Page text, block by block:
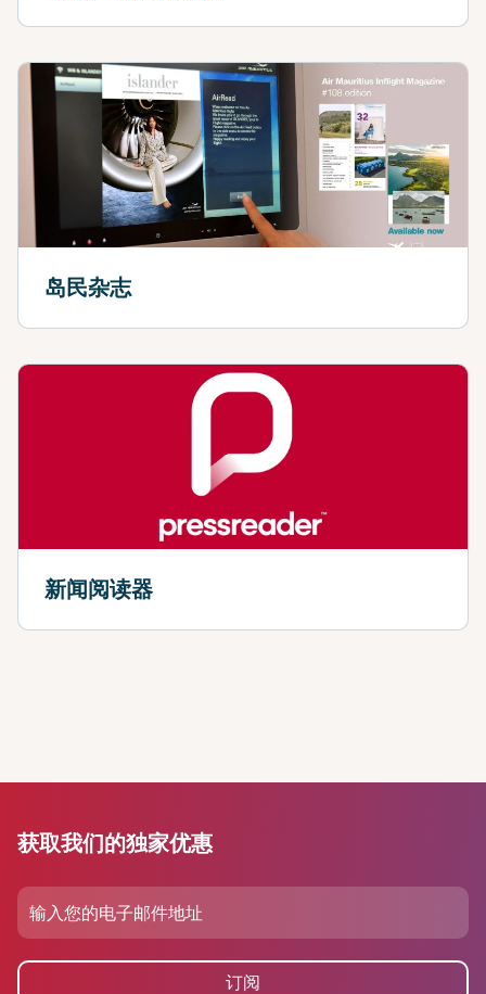
岛民杂志
新闻阅读器
获取我们的独家优惠
订阅